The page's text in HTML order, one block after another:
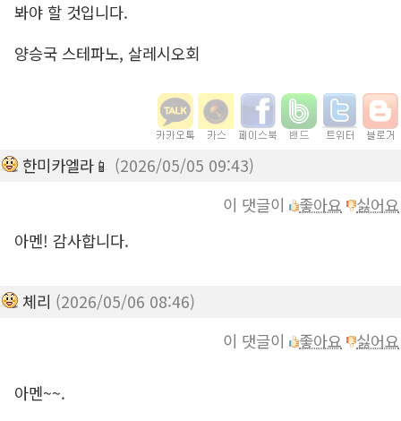
봐야 할 것입니다.
양승국 스테파노, 살레시오회
한미카엘라📱 (2026/05/05 09:43)
이 댓글이
좋아요
싫어요
아멘! 감사합니다.
체리 (2026/05/06 08:46)
이 댓글이
좋아요 싫어요
아멘~~.